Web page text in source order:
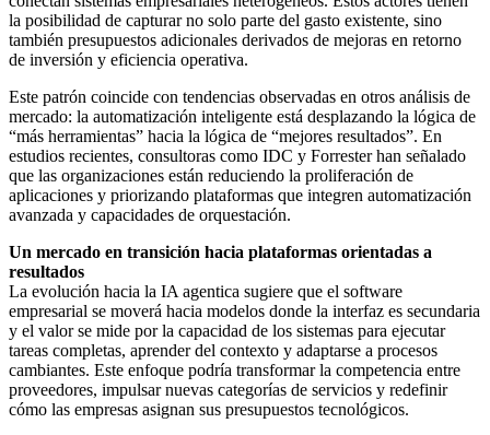
la posibilidad de capturar no solo parte del gasto existente, sino
también presupuestos adicionales derivados de mejoras en retorno
de inversión y eficiencia operativa.
Este patrón coincide con tendencias observadas en otros análisis de
mercado: la automatización inteligente está desplazando la lógica de
“más herramientas” hacia la lógica de “mejores resultados”. En
estudios recientes, consultoras como IDC y Forrester han señalado
que las organizaciones están reduciendo la proliferación de
aplicaciones y priorizando plataformas que integren automatización
avanzada y capacidades de orquestación.
Un mercado en transición hacia plataformas orientadas a
resultados
La evolución hacia la IA agentica sugiere que el software
empresarial se moverá hacia modelos donde la interfaz es secundaria
y el valor se mide por la capacidad de los sistemas para ejecutar
tareas completas, aprender del contexto y adaptarse a procesos
cambiantes. Este enfoque podría transformar la competencia entre
proveedores, impulsar nuevas categorías de servicios y redefinir
cómo las empresas asignan sus presupuestos tecnológicos.